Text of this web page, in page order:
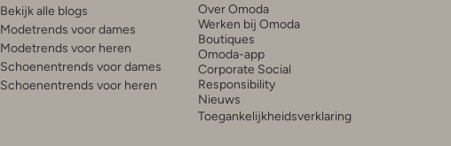
Bekijk alle blogs
Modetrends voor dames
Modetrends voor heren
Schoenentrends voor dames
Schoenentrends voor heren
Over Omoda
Werken bij Omoda
Boutiques
Omoda-app
Corporate Social
Responsibility
Nieuws
Toegankelijkheidsverklaring